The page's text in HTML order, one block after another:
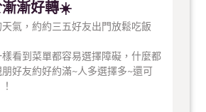
漸好轉☀️
氣，約約三五好友出門放鬆吃飯
看到菜單都容易選擇障礙，什麼都
好友約好約滿~人多選擇多~還可